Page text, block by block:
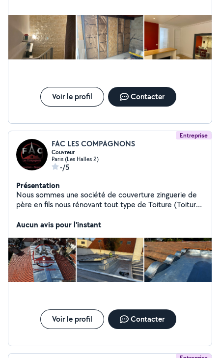
Voir le profil Contacter
Entreprise
FAC LES COMPAGNONS
Couvreur
Paris (Les Halles 2)
-/5
Présentation
Nous sommes une société de couverture zinguerie de
père en fils nous rénovant tout type de Toiture (Toiture
Aucun avis pour l'instant
Voir le profil Contacter